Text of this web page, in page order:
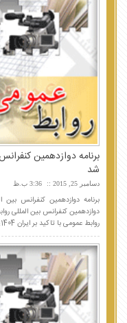
برنامه دوازدهمین
شد
دسامبر 25, 2015 3:36 ب.ظ
برنامه دوازدهمین کنفرانس بین
روابط عمومی با تاکید بر ایران 1404&#...